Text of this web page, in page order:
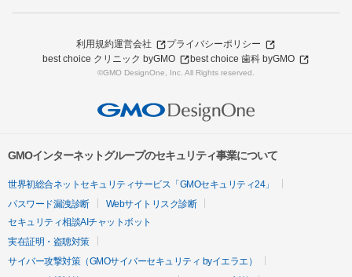
利用規約運営会社
プライバシーポリシー
best choice クリニック byGMO
best choice 歯科 byGMO
©GMO DesignOne, Inc. All Rights reserved.
GMOインターネットグループのセキュリティ事業について
世界初総合ネットセキュリティサービス「GMOセキュリティ24」
パスワード漏洩診断
Webサイトリスク診断
セキュリティ相談AIチャットボット
実在証明・盗聴対策
サイバー攻撃対策（GMOサイバーセキュリティ byイエラエ）